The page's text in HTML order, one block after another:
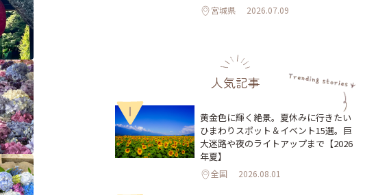
宮城県 2026.07.09
人気記事
1
黄金色に輝く絶景。夏休みに行きたい
ひまわりスポット＆イベント15選。巨
大迷路や夜のライトアップまで【2026
年夏】
全国 2026.08.01